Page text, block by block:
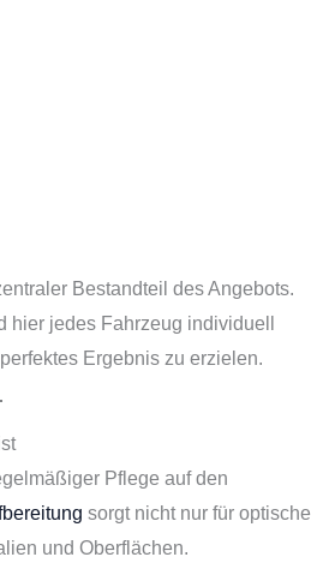
Bestandteil des Angebots.
hier jedes Fahrzeug individuell
Ergebnis zu erzielen.
Pflege auf den
sorgt nicht nur für optische
und Oberflächen.